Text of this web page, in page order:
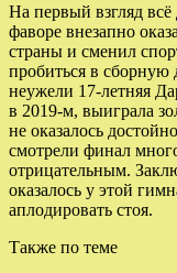
На первый взгляд всё
фаворе внезапно
страны и сменил
пробиться в сборную
неужели 17-летняя
в 2019-м, выиграла
не оказалось
смотрели финал
отрицательным.
оказалось у этой
аплодировать стоя.
Также по теме